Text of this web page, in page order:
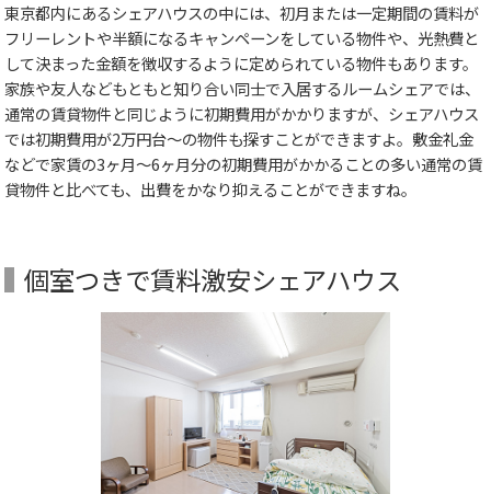
東京都内にあるシェアハウスの中には、初月または一定期間の賃料が
フリーレントや半額になるキャンペーンをしている物件や、光熱費と
して決まった金額を徴収するように定められている物件もあります。
家族や友人などもともと知り合い同士で入居するルームシェアでは、
通常の賃貸物件と同じように初期費用がかかりますが、シェアハウス
では初期費用が2万円台～の物件も探すことができますよ。敷金礼金
などで家賃の3ヶ月～6ヶ月分の初期費用がかかることの多い通常の賃
貸物件と比べても、出費をかなり抑えることができますね。
個室つきで賃料激安シェアハウス